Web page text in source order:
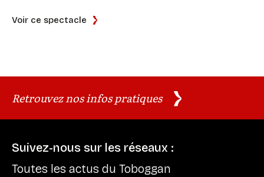
Voir ce spectacle
Retrouvez nos infos pratiques
Suivez-nous sur les réseaux :
Toutes les actus du Toboggan